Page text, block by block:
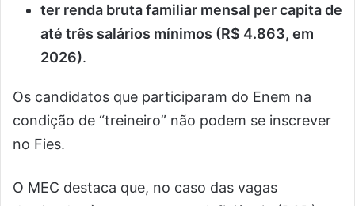
ter renda bruta familiar mensal per capita de
até três salários mínimos (R$ 4.863, em
2026).
Os candidatos que participaram do Enem na
condição de “treineiro” não podem se inscrever
no Fies.
O MEC destaca que, no caso das vagas